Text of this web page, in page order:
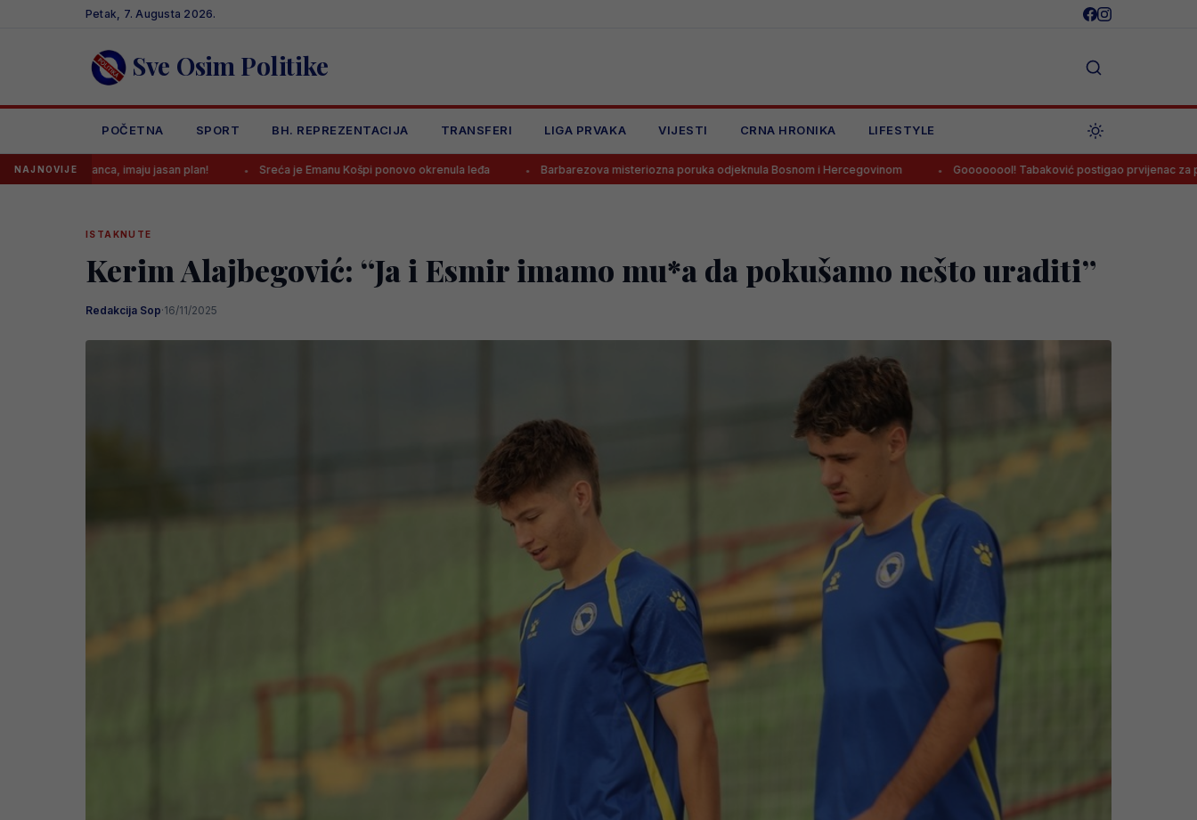
Petak, 7. Augusta 2026.
Sve Osim Politike
POČETNA SPORT BH. REPREZENTACIJA TRANSFERI LIGA PRVAKA VIJESTI CRNA HRONIKA LIFESTYLE
NAJNOVIJE
imaju jasan plan! Sreća je Emanu Košpi ponovo okrenula leđa Barbarezova misteriozna poruka odjeknula Bosnom i Hercegovinom Goooooool! Tabaković postigao prvijenac za pobjedu
ISTAKNUTE
Kerim Alajbegović: “Ja i Esmir imamo mu*a da pokušamo nešto uraditi”
Redakcija Sop·16/11/2025